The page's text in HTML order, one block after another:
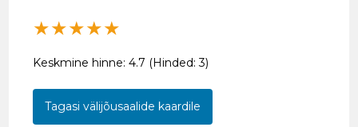
★★★★★
Keskmine hinne:4.7 (Hinded:3)
Tagasi välijõusaalide kaardile